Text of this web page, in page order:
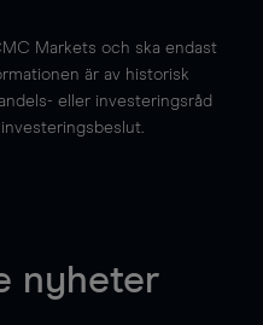
Markets och ska endast
är av historisk
eller investeringsråd
nyheter